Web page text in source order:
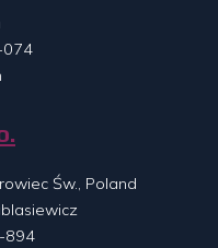
Św., Poland
894